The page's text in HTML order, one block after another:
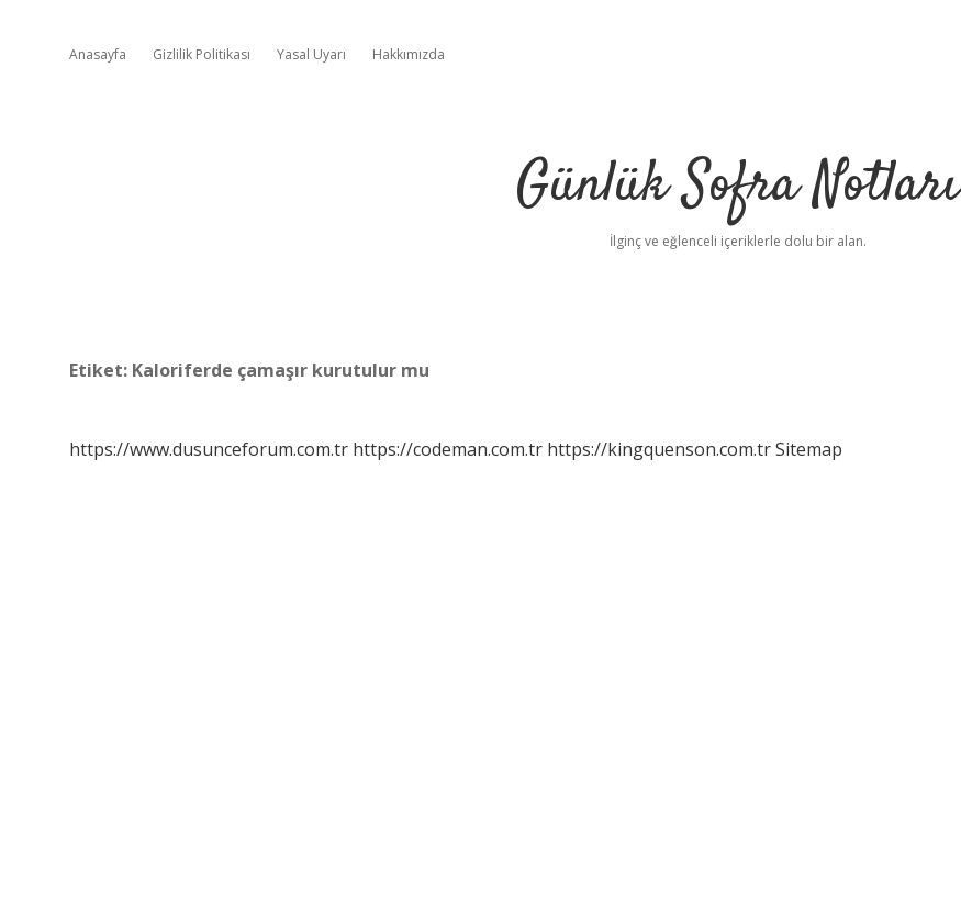
Anasayfa Gizlilik Politikası Yasal Uyarı Hakkımızda
Günlük Sofra Notları
İlginç ve eğlenceli içeriklerle dolu bir alan.
Etiket: Kaloriferde çamaşır kurutulur mu
https://www.dusunceforum.com.tr https://codeman.com.tr https://kingquenson.com.trSitemap